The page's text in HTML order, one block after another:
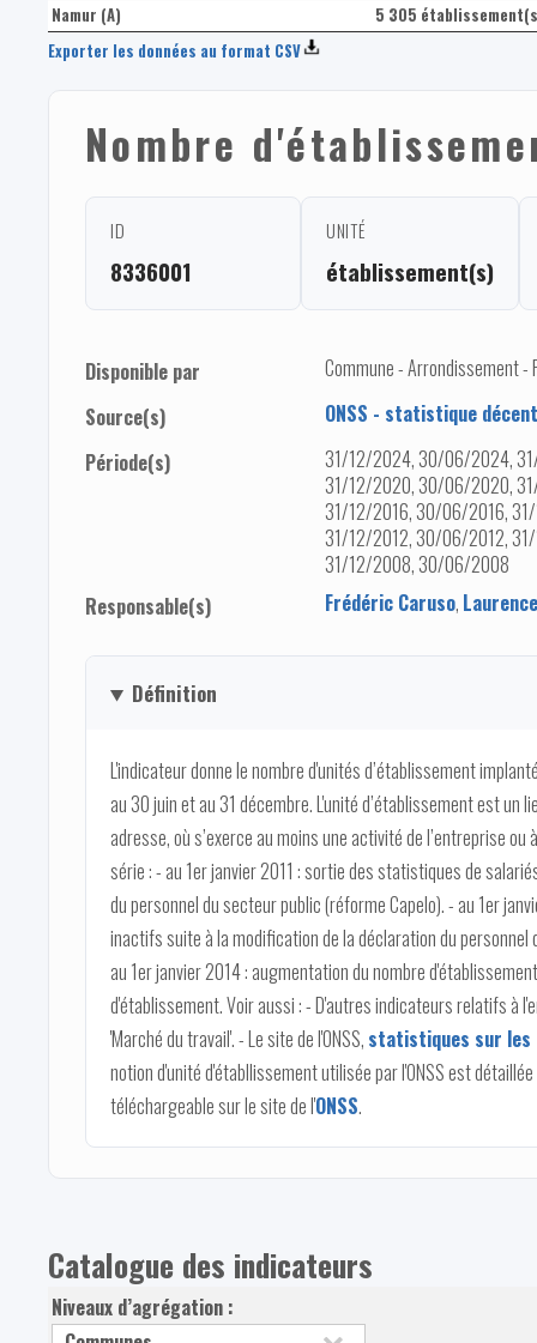
Namur (A)
5 305
Exporter les données au format CSV
Nombre
ID
8336001
UNITÉ
établissement(s)
Disponible par
Commune - Arrondissement -
Source(s)
ONSS - statistique
Période(s)
31/12/2024, 30/06/2024,
31/12/2020, 30/06/2020,
31/12/2016, 30/06/2016,
31/12/2012, 30/06/2012,
31/12/2008, 30/06/2008
Responsable(s)
Frédéric Caruso,
Définition
L'indicateur donne le nombre d'unités d’établissement
au 30 juin et au 31 décembre. L'unité d’établissement est un
adresse, où s’exerce au moins une activité de l’entreprise
série : - au 1er janvier 2011 : sortie des statistiques de
du personnel du secteur public (réforme Capelo). - au 1er
inactifs suite à la modification de la déclaration du
au 1er janvier 2014 : augmentation du nombre
d'établissement. Voir aussi : - D'autres indicateurs relatifs à
'Marché du travail'. - Le site de l'ONSS, statistiques sur les
notion d'unité d'établlissement utilisée par l'ONSS est
téléchargeable sur le site de l'ONSS.
Catalogue des indicateurs
Niveaux d’agrégation :